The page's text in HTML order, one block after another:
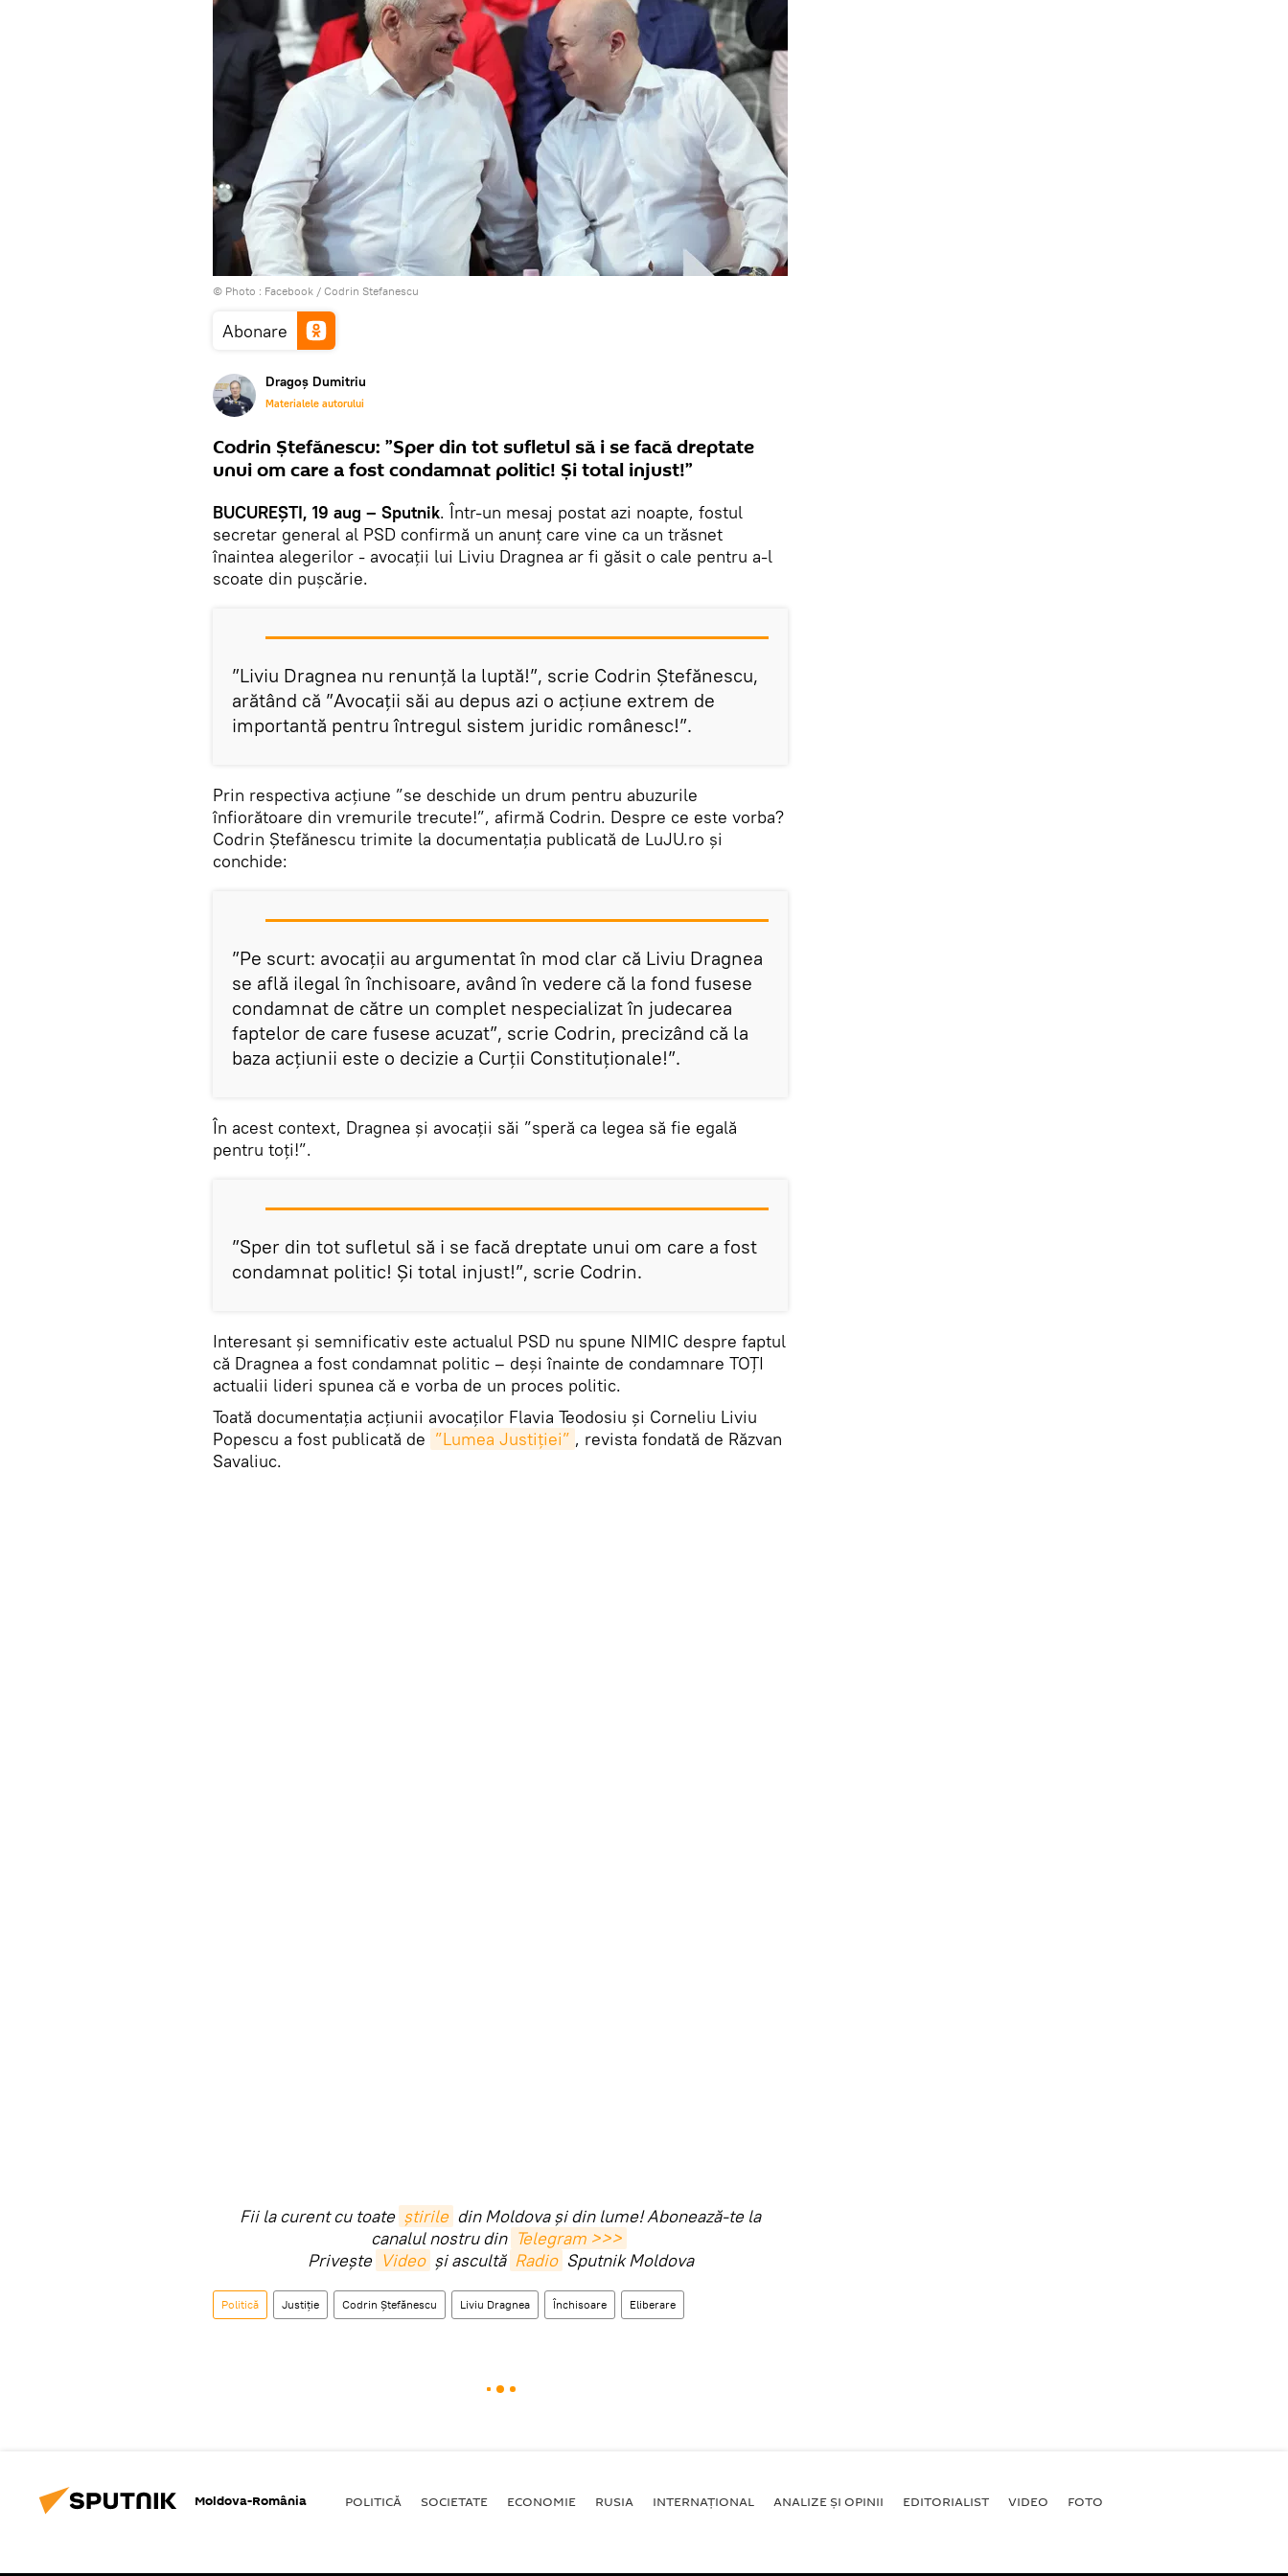
© Photo : Facebook / Codrin Stefanescu
Abonare
Dragoș Dumitriu
Materialele autorului
Codrin Ștefănescu: ”Sper din tot sufletul să i se facă dreptate
unui om care a fost condamnat politic! Și total injust!”
BUCUREȘTI, 19 aug – Sputnik. Într-un mesaj postat azi noapte, fostul
secretar general al PSD confirmă un anunț care vine ca un trăsnet
înaintea alegerilor - avocații lui Liviu Dragnea ar fi găsit o cale pentru a-l
scoate din pușcărie.
”Liviu Dragnea nu renunță la luptă!”, scrie Codrin Ștefănescu,
arătând că ”Avocații săi au depus azi o acțiune extrem de
importantă pentru întregul sistem juridic românesc!”.
Prin respectiva acțiune ”se deschide un drum pentru abuzurile
înfiorătoare din vremurile trecute!”, afirmă Codrin. Despre ce este vorba?
Codrin Ștefănescu trimite la documentația publicată de LuJU.ro și
conchide:
”Pe scurt: avocații au argumentat în mod clar că Liviu Dragnea
se află ilegal în închisoare, având în vedere că la fond fusese
condamnat de către un complet nespecializat în judecarea
faptelor de care fusese acuzat”, scrie Codrin, precizând că la
baza acțiunii este o decizie a Curții Constituționale!”.
În acest context, Dragnea și avocații săi ”speră ca legea să fie egală
pentru toți!”.
”Sper din tot sufletul să i se facă dreptate unui om care a fost
condamnat politic! Și total injust!”, scrie Codrin.
Interesant și semnificativ este actualul PSD nu spune NIMIC despre faptul
că Dragnea a fost condamnat politic – deși înainte de condamnare TOȚI
actualii lideri spunea că e vorba de un proces politic.
Toată documentația acțiunii avocaților Flavia Teodosiu și Corneliu Liviu
Popescu a fost publicată de ”Lumea Justiției” , revista fondată de Răzvan
Savaliuc.
Fii la curent cu toate știrile din Moldova și din lume! Abonează-te la
canalul nostru din Telegram >>>
Privește Video și ascultă Radio Sputnik Moldova
Politică Justiție Codrin Ștefănescu Liviu Dragnea Închisoare Eliberare
Moldova-România POLITICĂ SOCIETATE ECONOMIE RUSIA INTERNAŢIONAL ANALIZE ȘI OPINII EDITORIALIST VIDEO FOTO